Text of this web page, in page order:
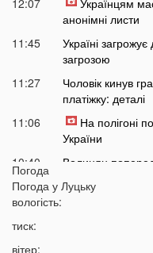
12:07
Українцям
анонімні листи
11:45
Україні
загрозою
11:27
Чоловік кинув
платіжку: деталі
11:06
На полігоні
України
10:40
Волинян
10:15
Погода
Погода у Луцьку
вологість:
тиск:
вітер: